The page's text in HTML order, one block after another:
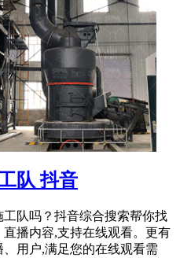
队 抖音
队吗？抖音综合搜索帮你找
播内容,支持在线观看。更有
用户,满足您的在线观看需